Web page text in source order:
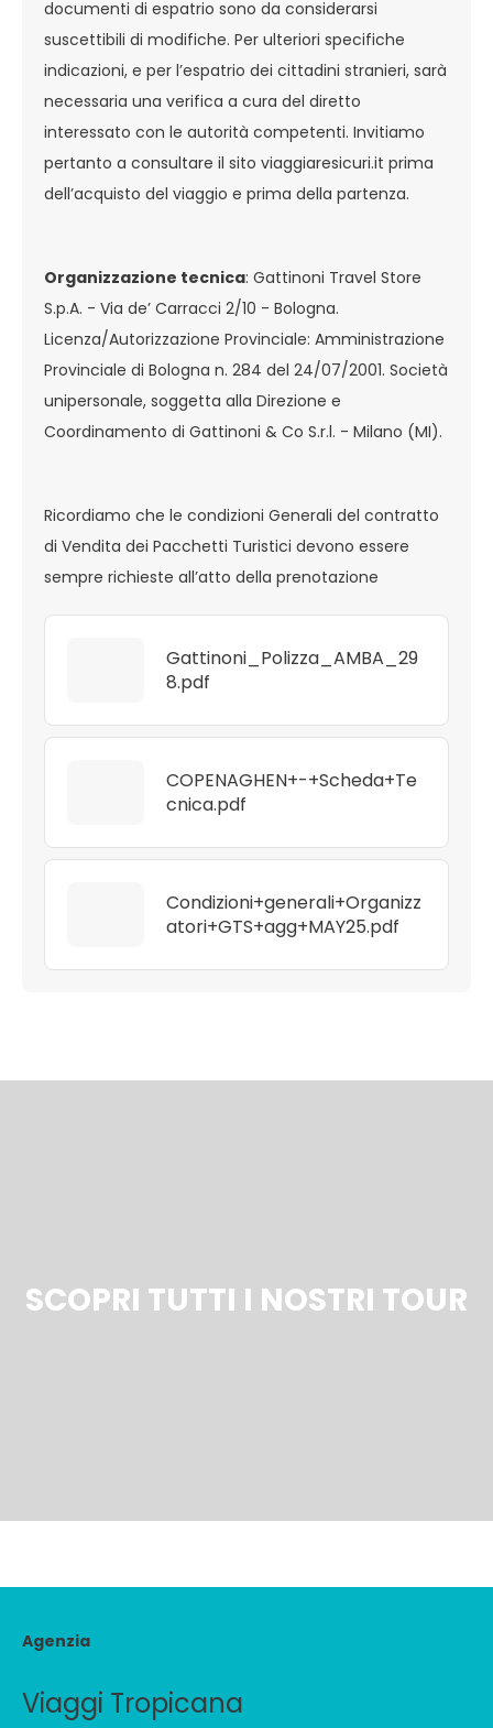
documenti di espatrio sono da considerarsi
suscettibili di modifiche. Per ulteriori specifiche
indicazioni, e per l’espatrio dei cittadini stranieri, sarà
necessaria una verifica a cura del diretto
interessato con le autorità competenti. Invitiamo
pertanto a consultare il sito viaggiaresicuri.it prima
dell’acquisto del viaggio e prima della partenza.
Organizzazione tecnica: Gattinoni Travel Store
S.p.A. - Via de’ Carracci 2/10 - Bologna.
Licenza/Autorizzazione Provinciale: Amministrazione
Provinciale di Bologna n. 284 del 24/07/2001. Società
unipersonale, soggetta alla Direzione e
Coordinamento di Gattinoni & Co S.r.l. - Milano (MI).
Ricordiamo che le condizioni Generali del contratto
di Vendita dei Pacchetti Turistici devono essere
sempre richieste all’atto della prenotazione
Gattinoni_Polizza_AMBA_29
8.pdf
COPENAGHEN+-+Scheda+Te
cnica.pdf
Condizioni+generali+Organizz
atori+GTS+agg+MAY25.pdf
SCOPRI TUTTI I NOSTRI TOUR
Agenzia
Viaggi Tropicana